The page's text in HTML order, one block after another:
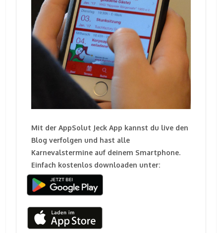
Mit der AppSolut Jeck App kannst du live den
Blog verfolgen und hast alle
Karnevalstermine auf deinem Smartphone.
Einfach kostenlos downloaden unter: